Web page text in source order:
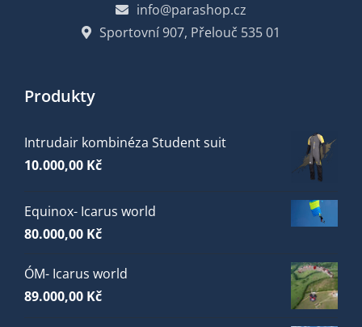
info@parashop.cz
Sportovní 907, Přelouč 535 01
Produkty
Intrudair kombinéza Student suit
10.000,00 Kč
Equinox- Icarus world
80.000,00 Kč
ÓM- Icarus world
89.000,00 Kč